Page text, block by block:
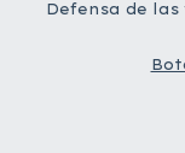
Defensa de